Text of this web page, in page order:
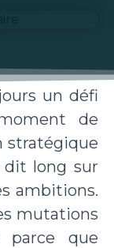
un défi
de
stratégique
dit long sur
ambitions.
mutations
que